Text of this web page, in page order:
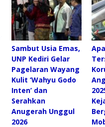
Sambut Usia Emas,
UNP Kediri Gelar
Pagelaran Wayang
Kulit ‘Wahyu Godo
Inten’ dan
Serahkan
Anugerah Unggul
2026